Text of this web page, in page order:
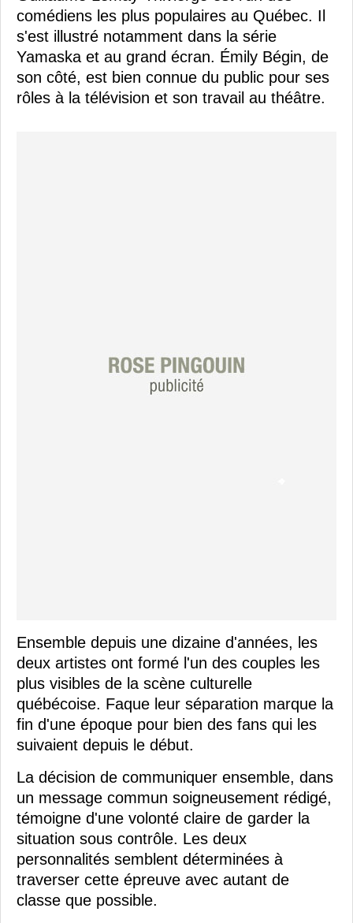
comédiens les plus populaires au Québec. Il
s'est illustré notamment dans la série
Yamaska et au grand écran. Émily Bégin, de
son côté, est bien connue du public pour ses
rôles à la télévision et son travail au théâtre.
Ensemble depuis une dizaine d'années, les
deux artistes ont formé l'un des couples les
plus visibles de la scène culturelle
québécoise. Faque leur séparation marque la
fin d'une époque pour bien des fans qui les
suivaient depuis le début.
La décision de communiquer ensemble, dans
un message commun soigneusement rédigé,
témoigne d'une volonté claire de garder la
situation sous contrôle. Les deux
personnalités semblent déterminées à
traverser cette épreuve avec autant de
classe que possible.